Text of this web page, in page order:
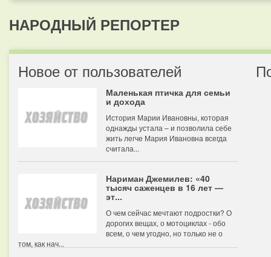
НАРОДНЫЙ РЕПОРТЕР
Новое от пользователей
Маленькая птичка для семьи
и дохода
История Марии Ивановны, которая
однажды устала – и позволила себе
жить легче Мария Ивановна всегда
считала...
Нариман Джемилев: «40
тысяч саженцев в 16 лет —
эт...
О чем сейчас мечтают подростки? О
дорогих вещах, о мотоциклах - обо
всем, о чем угодно, но только не о
том, как нач...